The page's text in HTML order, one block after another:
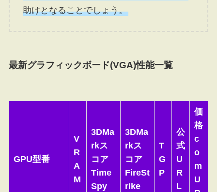
助けとなることでしょう。
最新グラフィックボード(VGA)性能一覧
GPU型番
V
R
A
M
3DMa
rkス
コア
Time
Spy
3DMa
rkス
コア
FireSt
rike
T
G
P
公
式
U
R
L
価
格
c
o
m
U